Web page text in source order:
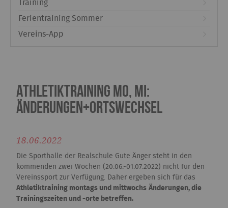
Training
Ferientraining Sommer
Vereins-App
Athletiktraining Mo, Mi:
Änderungen+Ortswechsel
18.06.2022
Die Sporthalle der Realschule Gute Änger steht in den
kommenden zwei Wochen (20.06.-01.07.2022) nicht für den
Vereinssport zur Verfügung. Daher ergeben sich für das
Athletiktraining montags und mittwochs Änderungen, die
Trainingszeiten und -orte betreffen.